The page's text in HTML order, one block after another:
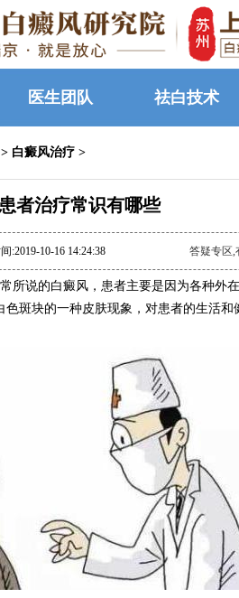
医生团队 祛白技术
> 白癜风治疗 >
者治疗常识有哪些
:2019-10-16 14:24:38 答疑专区,
所说的白癜风，患者主要是因为各种外
斑块的一种皮肤现象，对患者的生活和